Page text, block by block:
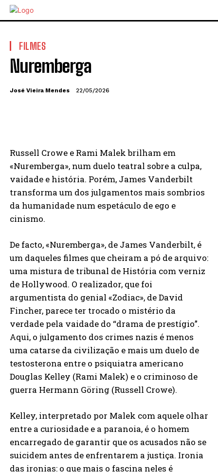
FILMES
Nuremberga
José Vieira Mendes 22/05/2026
Russell Crowe e Rami Malek brilham em
«Nuremberga», num duelo teatral sobre a culpa,
vaidade e história. Porém, James Vanderbilt
transforma um dos julgamentos mais sombrios
da humanidade num espetáculo de ego e
cinismo.
De facto, «Nuremberga», de James Vanderbilt, é
um daqueles filmes que cheiram a pó de arquivo:
uma mistura de tribunal de História com verniz
de Hollywood. O realizador, que foi
argumentista do genial «Zodiac», de David
Fincher, parece ter trocado o mistério da
verdade pela vaidade do “drama de prestígio”.
Aqui, o julgamento dos crimes nazis é menos
uma catarse da civilização e mais um duelo de
testosterona entre o psiquiatra americano
Douglas Kelley (Rami Malek) e o criminoso de
guerra Hermann Göring (Russell Crowe).
Kelley, interpretado por Malek com aquele olhar
entre a curiosidade e a paranoia, é o homem
encarregado de garantir que os acusados não se
suicidem antes de enfrentarem a justiça. Ironia
das ironias: o que mais o fascina neles é